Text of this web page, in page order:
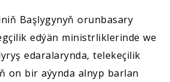
Başlygynyň orunbasary
edýän ministrliklerinde we
edaralarynda, telekeçilik
on bir aýynda alnyp barlan